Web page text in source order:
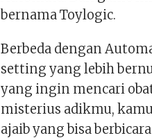
bernama Toylogic.
Berbeda dengan
setting yang lebih
yang ingin mencari
misterius adikmu,
ajaib yang bisa